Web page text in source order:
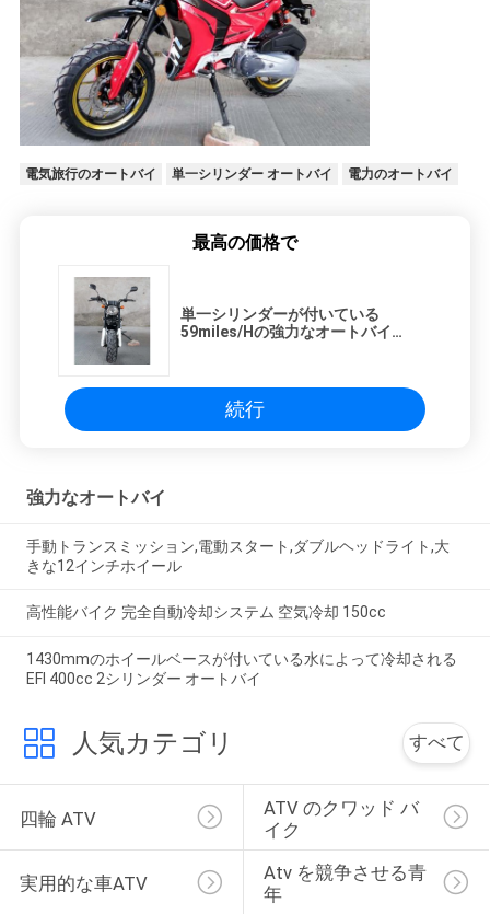
電気旅行のオートバイ 単一シリンダー オートバイ 電力のオートバイ
最高の価格で
単一シリンダーが付いている
59miles/Hの強力なオートバイ
続行
強力なオートバイ
手動トランスミッション,電動スタート,ダブルヘッドライト,大
きな12インチホイール
高性能バイク 完全自動冷却システム 空気冷却 150cc
1430mmのホイールベースが付いている水によって冷却される
EFI 400cc 2シリンダー オートバイ
人気カテゴリ すべて
四輪 ATV
ATV のクワッド バ
イク
実用的な車ATV
Atv を競争させる青
年